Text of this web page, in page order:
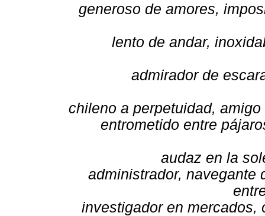
generoso de amores,
lento de andar,
admirador de
chileno a perpetuidad,
entrometido entre
audaz en la
administrador, navegante
investigador en